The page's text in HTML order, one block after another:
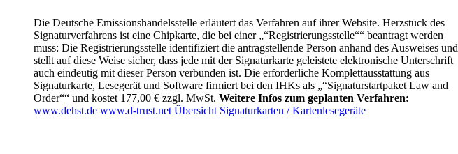
Die Deutsche Emissionshandelsstelle erläutert das Verfahren auf ihrer Website. Herzstück des
Signaturverfahrens ist eine Chipkarte, die bei einer „“Registrierungsstelle““ beantragt werden
muss: Die Registrierungsstelle identifiziert die antragstellende Person anhand des Ausweises und
stellt auf diese Weise sicher, dass jede mit der Signaturkarte geleistete elektronische Unterschrift
auch eindeutig mit dieser Person verbunden ist. Die erforderliche Komplettausstattung aus
Signaturkarte, Lesegerät und Software firmiert bei den IHKs als „“Signaturstartpaket Law and
Order““ und kostet 177,00 € zzgl. MwSt. Weitere Infos zum geplanten Verfahren:
www.dehst.de www.d-trust.net Übersicht Signaturkarten / Kartenlesegeräte